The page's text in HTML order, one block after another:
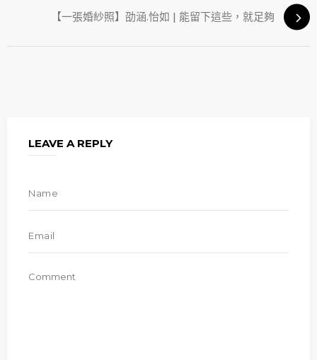
【一張婚紗照】劭涵.怡如 | 能留下這些，就足夠
LEAVE A REPLY